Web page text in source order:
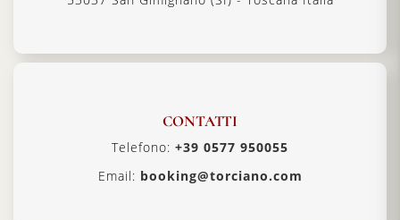
CONTATTI
Telefono: +39 0577 950055
Email: booking@torciano.com